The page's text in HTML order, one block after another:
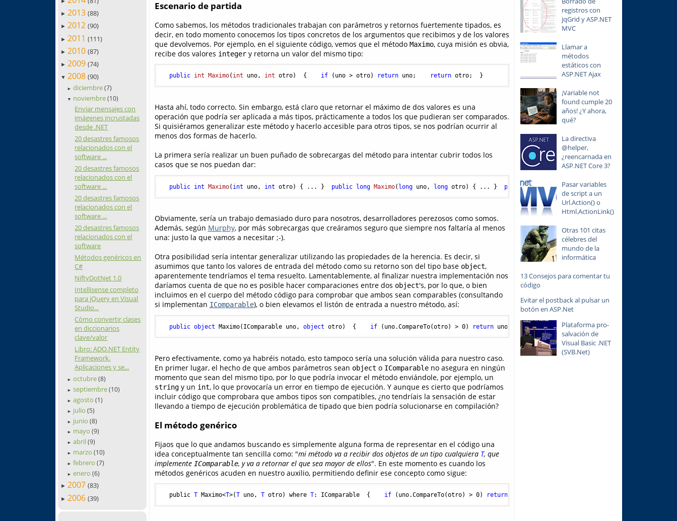
► 2013 (88)
► 2012 (90)
► 2011 (111)
► 2010 (87)
► 2009 (74)
▼ 2008 (90)
► diciembre(7)
▼ noviembre(10)
Enviar mensajes con
imágenes incrustadas
desde .NET
20 desastres famosos
relacionados con el
software ...
20 desastres famosos
relacionados con el
software ...
20 desastres famosos
relacionados con el
software ...
20 desastres famosos
relacionados con el
software
Métodos genéricos en
C#
NiftyDotNet 1.0
Intellisense completo
para jQuery en Visual
Studio...
Cómo convertir clases
en diccionarios
clave/valor
Libro: ADO.NET Entity
Framework.
Aplicaciones y se...
► octubre(8)
► septiembre(10)
► agosto(1)
► julio(5)
► junio(8)
► mayo(9)
► abril(9)
► marzo(10)
► febrero(7)
► enero(6)
► 2007 (83)
► 2006 (39)
Escenario de partida
Como sabemos, los métodos tradicionales trabajan con parámetros y retornos fuertemente tipados, es
decir, en todo momento conocemos los tipos concretos de los argumentos que recibimos y de los valores
que devolvemos. Por ejemplo, en el siguiente código, vemos que el método Maximo, cuya misión es obvia,
recibe dos valores integery retorna un valor del mismo tipo:
public int Maximo( int uno, int otro) { if (uno > otro) return uno; return otro;  }
Hasta ahí, todo correcto. Sin embargo, está claro que retornar el máximo de dos valores es una
operación que podría ser aplicada a más tipos, prácticamente a todos los que pudieran ser comparados.
Si quisiéramos generalizar este método y hacerlo accesible para otros tipos, se nos podrían ocurrir al
menos dos formas de hacerlo.
La primera sería realizar un buen puñado de sobrecargas del método para intentar cubrir todos los
casos que se nos puedan dar:
public int Maximo( int uno, int otro) { ... } public long Maximo( long uno, long otro) { ... } public string Maximo( string uno,
Obviamente, sería un trabajo demasiado duro para nosotros, desarrolladores perezosos como somos.
Además, según Murphy, por más sobrecargas que creáramos seguro que siempre nos faltaría al menos
una: justo la que vamos a necesitar ;-).
Otra posibilidad sería intentar generalizar utilizando las propiedades de la herencia. Es decir, si
asumimos que tanto los valores de entrada del método como su retorno son del tipo base object,
aparentemente tendríamos el tema resuelto. Lamentablemente, al finalizar nuestra implementación nos
daríamos cuenta de que no es posible hacer comparaciones entre dos object's, por lo que, o bien
incluimos en el cuerpo del método código para comprobar que ambos sean comparables (consultando
si implementan IComparable), o bien elevamos el listón de entrada a nuestro método, así:
public object Maximo(IComparable uno, object otro)  { if (uno.CompareTo(otro) > 0) return uno; return otro;  }
Pero efectivamente, como ya habréis notado, esto tampoco sería una solución válida para nuestro caso.
En primer lugar, el hecho de que ambos parámetros sean object o IComparableno asegura en ningún
momento que sean del mismo tipo, por lo que podría invocar el método enviándole, por ejemplo, un
stringy un int, lo que provocaría un error en tiempo de ejecución. Y aunque es cierto que podríamos
incluir código que comprobara que ambos tipos son compatibles, ¿no tendríais la sensación de estar
llevando a tiempo de ejecución problemática de tipado que bien podría solucionarse en compilación?
El método genérico
Fijaos que lo que andamos buscando es simplemente alguna forma de representar en el código una
idea conceptualmente tan sencilla como: "mi método va a recibir dos objetos de un tipo cualquiera T, que
implemente IComparable, y va a retornar el que sea mayor de ellos". En este momento es cuando los
métodos genéricos acuden en nuestro auxilio, permitiendo definir ese concepto como sigue:
  public
T Maximo<T>(T uno, T otro) where T: IComparable { if ( uno.CompareTo(otro) > 0) return
registros con
jqGrid y ASP.NET
MVC
Llamar a
métodos
estáticos con
ASP.NET Ajax
¡Variable not
found cumple 20
años! ¿Y ahora,
qué?
La directiva
@helper,
¿reencarnada en
ASP.NET Core 3?
Pasar variables
de script a un
Url.Action() o
Html.ActionLink()
Otras 101 citas
célebres del
mundo de la
informática
13 Consejos para comentar tu
código
Evitar el postback al pulsar un
botón en ASP.Net
Plataforma pro-
salvación de
Visual Basic .NET
(SVB.Net)